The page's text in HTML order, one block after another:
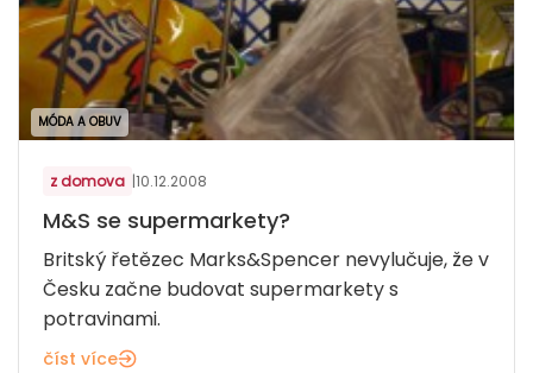
MÓDA A OBUV
z domova |10.12.2008
M&S se supermarkety?
Britský řetězec Marks&Spencer nevylučuje, že v
Česku začne budovat supermarkety s
potravinami.
číst více